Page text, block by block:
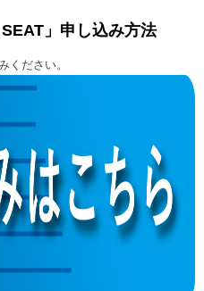
」申し込み方法
ください。